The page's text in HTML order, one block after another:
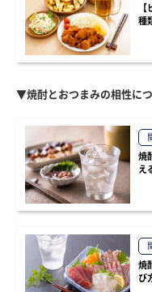
種
▼焼酎とおつまみの相性に
焼
え
焼
び